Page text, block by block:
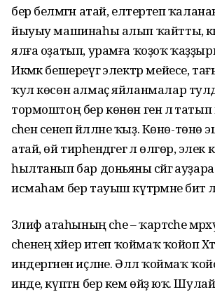
бер белмәгән атай, елтерәтеп
йыуыу машинаһы алып ҡайтты,
ялға оҙатып, урамға ҡоҙоҡ
Икмәк бешереүгә электр мейесе,
ҡул көсөн алмаҫ яйланмалар тулды
тормоштоң бер көнөн генә лә татып
әсәһен әсенеп йәлләне ҡыҙ. Көнө-төнө
атай, өй тирәһендәгегә лә өлгөрә, элек
һылтанып бар доньяны әсәйгә
исмаһам бер тауыш күтәрмәне бит
Зәлифә атаһының әсәһе – ҡартәсәһе
әсәһенең хәйер итеп ҡоймаҡ ҡойоп
индергәнен иҫләне. Әллә ҡоймаҡ
инде, күптән бер кем өйҙә юҡ.